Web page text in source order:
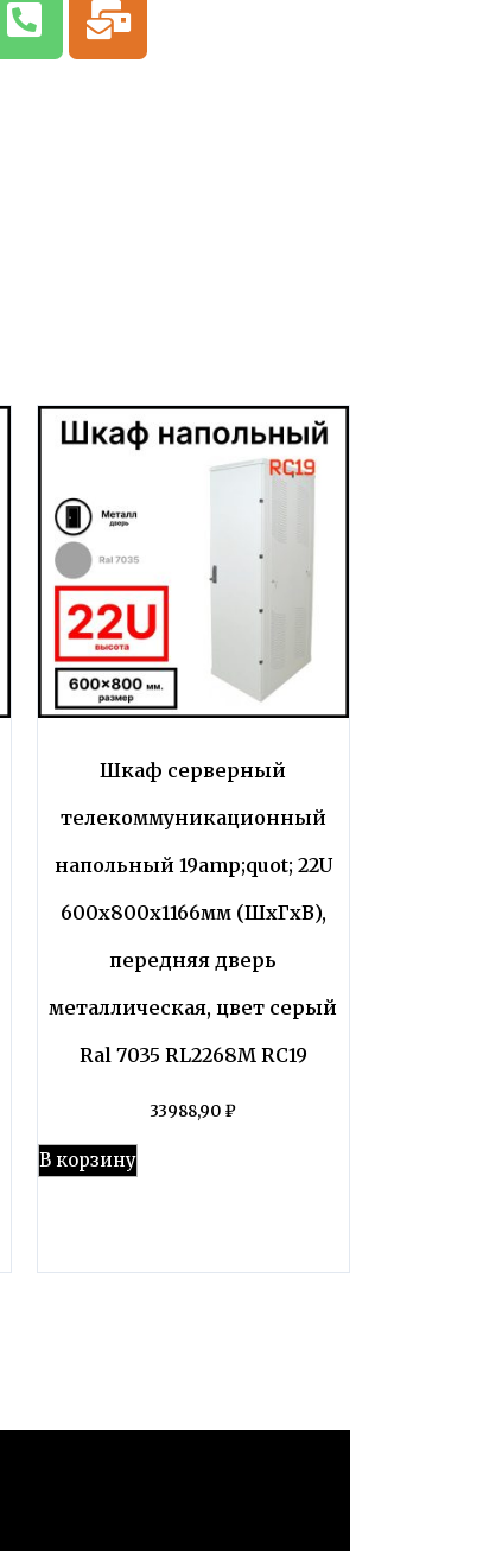
Шкаф серверный
телекоммуникационный
напольный 19amp;quot; 22U
600x800x1166мм (ШхГхВ),
передняя дверь
металлическая, цвет серый
Ral 7035 RL2268M RC19
33988,90 ₽
В корзину